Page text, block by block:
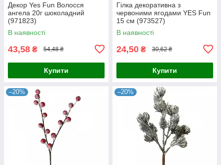
Декор Yes Fun Волосся
ангела 20г шоколадний
(971823)
В наявності
43,58 ₴ 54,48 ₴
Купити
Гілка декоративна з
червоними ягодами YES Fun
15 см (973527)
В наявності
24,50 ₴ 30,62 ₴
Купити
–20% –20%